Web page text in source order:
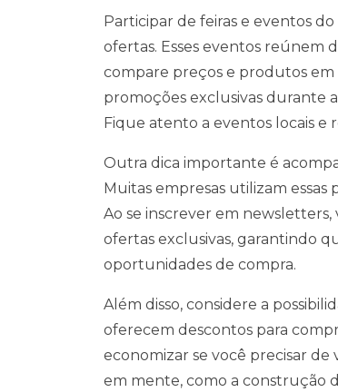
Participar de feiras e eventos
ofertas. Esses eventos reúnem
compare preços e produtos em
promoções exclusivas durante
Fique atento a eventos locais e
Outra dica importante é
Muitas empresas utilizam essas
Ao se inscrever em
ofertas exclusivas, garantindo
oportunidades de compra.
Além disso, considere a
oferecem descontos para
economizar se você precisar de
em mente, como a construção